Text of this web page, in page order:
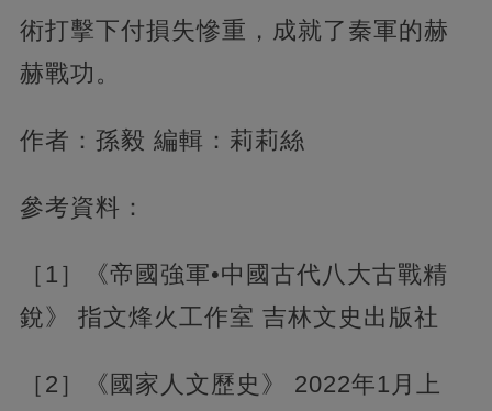
術打擊下付損失慘重，成就了秦軍的赫
赫戰功。
作者：孫毅 編輯：莉莉絲
參考資料：
［1］《帝國強軍•中國古代八大古戰精
銳》 指文烽火工作室 吉林文史出版社
［2］《國家人文歷史》 2022年1月上